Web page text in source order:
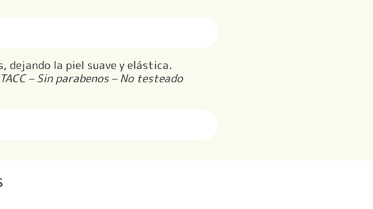
dejando la piel suave y elástica.
– Sin parabenos – No testeado